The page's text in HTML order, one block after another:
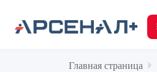
Главная страница